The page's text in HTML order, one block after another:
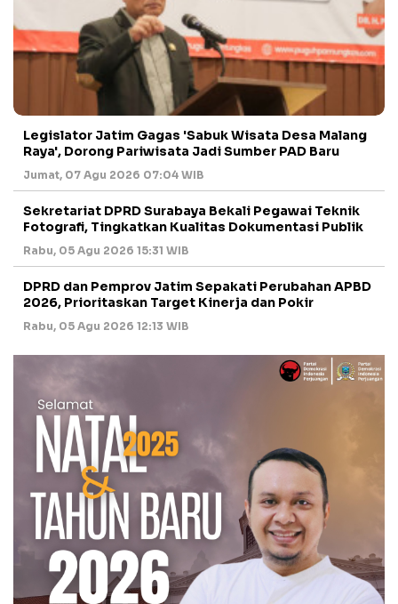
Legislator Jatim Gagas 'Sabuk Wisata Desa Malang
Raya', Dorong Pariwisata Jadi Sumber PAD Baru
Jumat, 07 Agu 2026 07:04 WIB
Sekretariat DPRD Surabaya Bekali Pegawai Teknik
Fotografi, Tingkatkan Kualitas Dokumentasi Publik
Rabu, 05 Agu 2026 15:31 WIB
DPRD dan Pemprov Jatim Sepakati Perubahan APBD
2026, Prioritaskan Target Kinerja dan Pokir
Rabu, 05 Agu 2026 12:13 WIB